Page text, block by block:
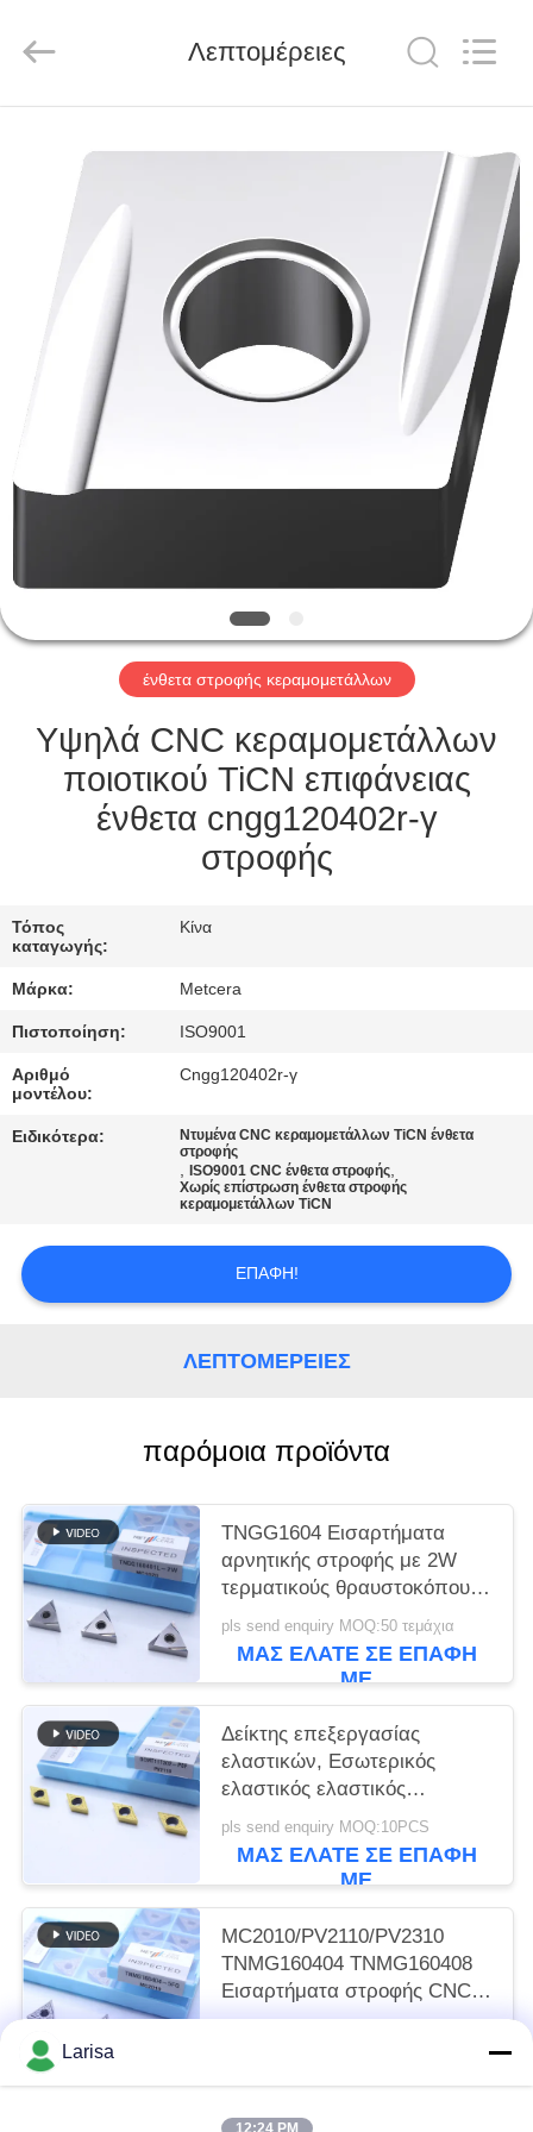
ΠΡΟΪΌΝΤΑ
ΒΊΝΤΕΟ
ΣΧΕΤΙΚΆ
ΜΕ
ΕΜΆΣ
ΕΠΙΣΚΕΨΉ
ΚΑΤΑΛΌΓΟΙ
ΕΠΙΚΟΙΝΩΝΉΣΤΕ
ΜΑΖΊ
ΜΑΣ
ΖΗΤΉΣΤΕ
ΜΙΑ
ΠΡΟΣΦΟΡΆ
SITEMAP
ΠΟΛΙΤΙΚΉ
ΑΠΟΡΡΉΤΟΥ
Materials
Co.,ltd.
Λεπτομέρειες
ένθετα στροφής κεραμομετάλλων
Υψηλά CNC κεραμομετάλλων
ποιοτικού TiCN επιφάνειας
ένθετα cngg120402r-γ
στροφής
Τόπος
καταγωγής:
Κίνα
Μάρκα: Metcera
Πιστοποίηση: ISO9001
Αριθμό
μοντέλου:
Cngg120402r-γ
Ειδικότερα:
Ντυμένα CNC κεραμομετάλλων TiCN ένθετα
στροφής
, ISO9001 CNC ένθετα στροφής,
Χωρίς επίστρωση ένθετα στροφής
κεραμομετάλλων TiCN
ΕΠΑΦΉ!
ΛΕΠΤΟΜΈΡΕΙΕΣ
παρόμοια προϊόντα
TNGG1604 Εισαρτήματα
αρνητικής στροφής με 2W
τερματικούς θραυστοκόπους
και βαθμό MC1020/PV1120
pls send enquiry MOQ:50 τεμάχια
ΜΑΣ ΕΛΆΤΕ ΣΕ ΕΠΑΦΉ
ΜΕ
Δείκτης επεξεργασίας
ελαστικών, Εσωτερικός
ελαστικός ελαστικός
ελαστικός ελαστικός
ελαστικός ελαστικός
DCMT11T302, Χρυσό χρώμα
pls send enquiry MOQ:10PCS
ΜΑΣ ΕΛΆΤΕ ΣΕ ΕΠΑΦΉ
ΜΕ
MC2010/PV2110/PV2310
TNMG160404 TNMG160408
Εισαρτήματα στροφής CNC
Εισαρτήματα στροφής
ΜΕ
Larisa
12:24 PM